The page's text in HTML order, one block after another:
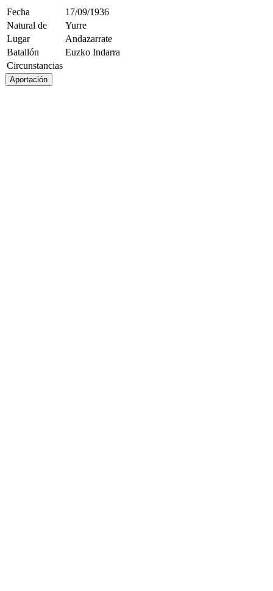
Fecha
17/09/1936
Natural de
Yurre
Lugar
Andazarrate
Batallón
Euzko Indarra
Circunstancias